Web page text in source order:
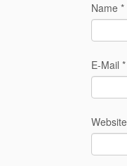
Name *
E-Mail *
Website